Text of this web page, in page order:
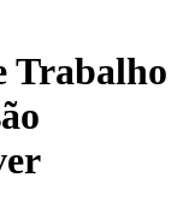
Trabalho